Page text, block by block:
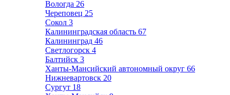
Вологда 26
Череповец 25
Сокол 3
Калининградская область 67
Калининград 46
Светлогорск 4
Балтийск 3
Ханты-Мансийский автономный округ 66
Нижневартовск 20
Сургут 18